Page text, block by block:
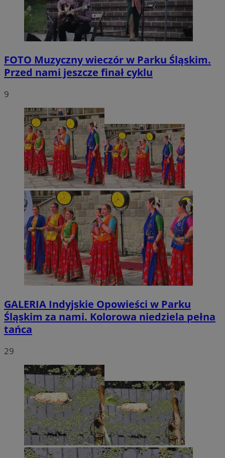
FOTO Muzyczny wieczór w Parku Śląskim.
Przed nami jeszcze finał cyklu
9
GALERIA Indyjskie Opowieści w Parku
Śląskim za nami. Kolorowa niedziela pełna
tańca
29